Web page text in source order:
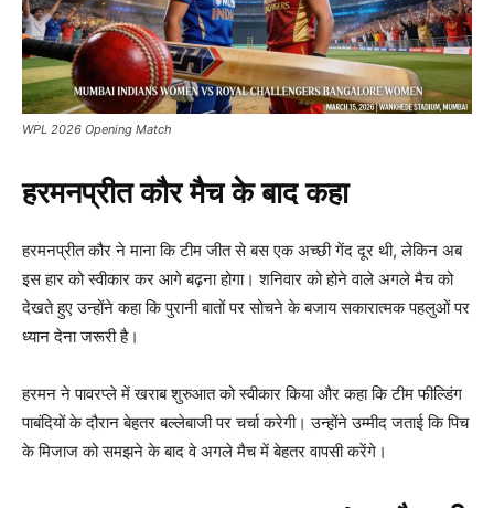
WPL 2026 Opening Match
हरमनप्रीत कौर मैच के बाद कहा
हरमनप्रीत कौर ने माना कि टीम जीत से बस एक अच्छी गेंद दूर थी, लेकिन अब
इस हार को स्वीकार कर आगे बढ़ना होगा। शनिवार को होने वाले अगले मैच को
देखते हुए उन्होंने कहा कि पुरानी बातों पर सोचने के बजाय सकारात्मक पहलुओं पर
ध्यान देना जरूरी है।
हरमन ने पावरप्ले में खराब शुरुआत को स्वीकार किया और कहा कि टीम फील्डिंग
पाबंदियों के दौरान बेहतर बल्लेबाजी पर चर्चा करेगी। उन्होंने उम्मीद जताई कि पिच
के मिजाज को समझने के बाद वे अगले मैच में बेहतर वापसी करेंगे।